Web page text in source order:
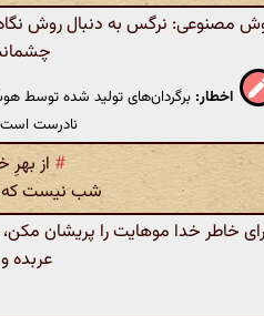
مصنوعی: نرگس به دنبال روش
اخطار: برگردان‌های تولید شده توسط
نادرست است
# از بهرِ
شب نیست که
خاطر خدا موهایت را پریشان
عربده